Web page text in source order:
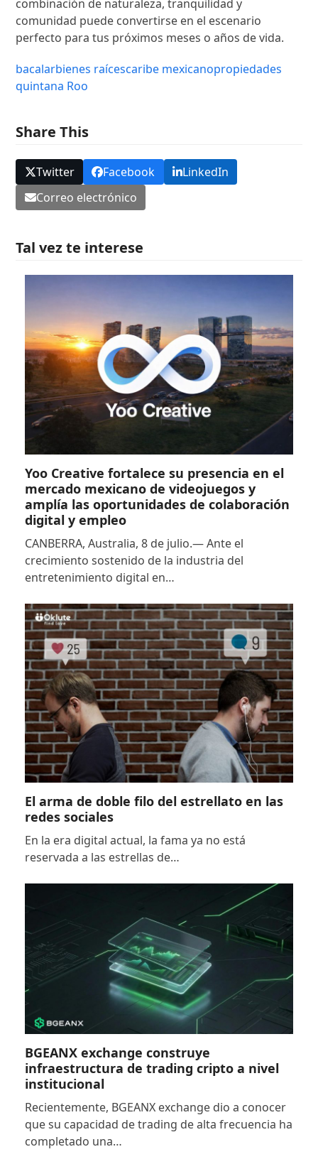
combinación de naturaleza, tranquilidad y
comunidad puede convertirse en el escenario
perfecto para tus próximos meses o años de vida.
bacalarbienes raícescaribe mexicanopropiedades
quintana Roo
Share This
Twitter Facebook
LinkedIn
Correo electrónico
Tal vez te interese
Yoo Creative fortalece su presencia en el
mercado mexicano de videojuegos y
amplía las oportunidades de colaboración
digital y empleo
CANBERRA, Australia, 8 de julio.— Ante el
crecimiento sostenido de la industria del
entretenimiento digital en…
El arma de doble filo del estrellato en las
redes sociales
En la era digital actual, la fama ya no está
reservada a las estrellas de…
BGEANX exchange construye
infraestructura de trading cripto a nivel
institucional
Recientemente, BGEANX exchange dio a conocer
que su capacidad de trading de alta frecuencia ha
completado una…